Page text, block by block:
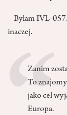
– Byłam IVL-
inaczej.
Zanim
To
jako cel
Europa.